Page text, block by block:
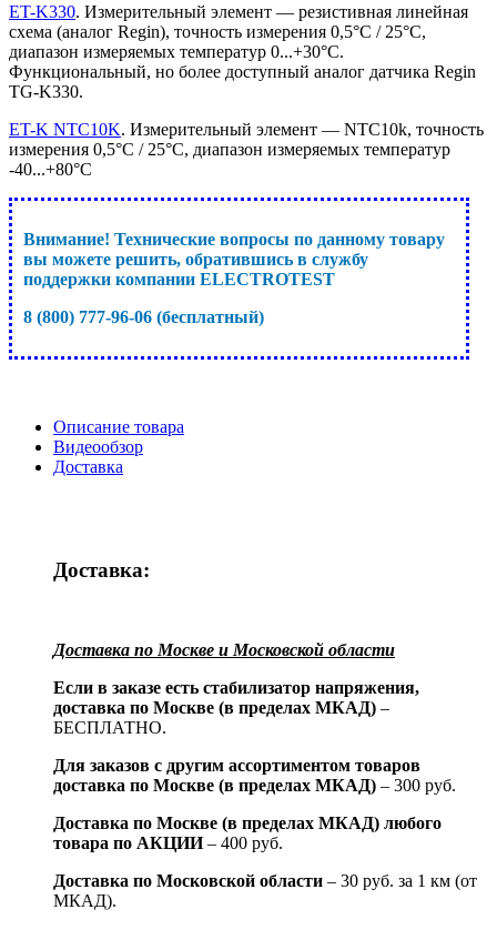
ET-K330. Измерительный элемент — резистивная линейная
схема (аналог Regin), точность измерения 0,5°C / 25°C,
диапазон измеряемых температур 0...+30°C.
Функциональный, но более доступный аналог датчика Regin
TG-K330.
ET-K NTC10K. Измерительный элемент — NTC10k, точность
измерения 0,5°C / 25°C, диапазон измеряемых температур
-40...+80°C
Внимание! Технические вопросы по данному товару
вы можете решить, обратившись в службу
поддержки компании ELECTROTEST
8 (800) 777-96-06 (бесплатный)
Описание товара
Видеообзор
Доставка
Доставка:
Доставка по Москве и Московской области
Если в заказе есть стабилизатор напряжения,
доставка по Москве (в пределах МКАД) –
БЕСПЛАТНО.
Для заказов с другим ассортиментом товаров
доставка по Москве (в пределах МКАД) – 300 руб.
Доставка по Москве (в пределах МКАД) любого
товара по АКЦИИ– 400 руб.
Доставка по Московской области – 30 руб. за 1 км (от
МКАД).